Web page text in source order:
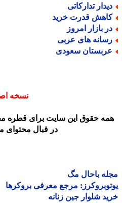
تدارکاتی
قدرت خرید
بازار امروز
های عربی
سعودی
نسخه اصلی
حقوق این سایت برای قطره
در قبال محتوای
باحال مگ
مرجع معرفی بروکرها
شلوار جین زنانه